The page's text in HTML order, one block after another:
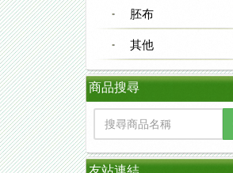
胚布
其他
商品搜尋